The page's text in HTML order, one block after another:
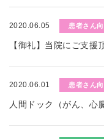
2020.06.05 患者さん
【御礼】当院にご支援
2020.06.01 患者さん
人間ドック（がん、心